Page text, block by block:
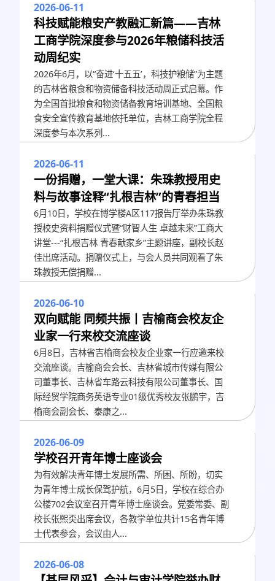
2026-06-11
科技赋能粮安产教融汇新篇——吉林
工商学院深度参与2026年粮储科技活
动周纪实
2026年6月，以“奋进‘十五五’，科技护粮储”为主题
的吉林省粮食和物资储备科技活动周正式启幕。作
为全国首批粮食和物资储备教育培训基地、全国粮
食安全宣传教育基地依托单位，吉林工商学院全程
深度参与本次系列...
2026-06-11
一份捐赠，一堂大课：朱珠教授用史
料与故事诠释“扎根吉林”的青春担当
6月10日，学校在博学楼A区117报告厅举办朱珠教
授校史资料捐赠仪式暨“财智人生 卓越未来”工商大
讲堂---“扎根吉林 青春献家乡”主题讲座，副校长赵
佳出席活动。捐赠仪式上，与会人员共同观看了朱
珠教授无偿捐赠...
2026-06-10
双向赋能 同频共振丨吉榆商会校友企
业家一行来校交流座谈
6月8日，吉林省吉榆商会校友企业家一行应邀来校
交流座谈。吉榆商会会长、吉林省城市传媒有限公
司董事长、吉林省车路云科技有限公司董事长、国
际经贸学院商务英语专业01级优秀校友张鹏宇，吉
榆商会副会长、泰康之...
2026-06-09
学校召开青年博士座谈会
为有效解决青年博士发展所需、所困、所盼，切实
为青年博士成长保驾护航，6月5日，学校在综合办
公楼702会议室召开青年博士座谈会。党委常委、副
校长张熙奀出席会议，各教学单位共计15名青年博
士代表参会，会议由人...
2026-06-08